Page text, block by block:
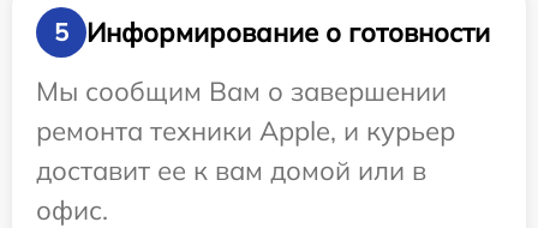
5
Информирование о готовности
Мы сообщим Вам о завершении
ремонта техники Apple, и курьер
доставит ее к вам домой или в
офис.